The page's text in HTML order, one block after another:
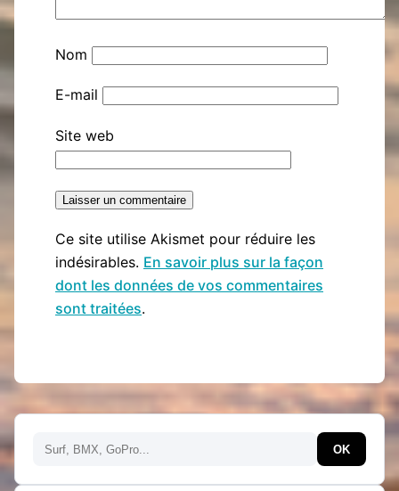
Nom
E-mail
Site web
Ce site utilise Akismet pour réduire les
indésirables. En savoir plus sur la façon
dont les données de vos commentaires
sont traitées.
Rechercher OK